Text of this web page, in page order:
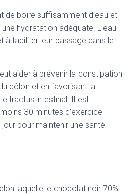
de boire suffisamment d’eau et
hydratation adéquate. L’eau
à faciliter leur passage dans le
aider à prévenir la constipation
côlon et en favorisant la
tractus intestinal. Il est
30 minutes d’exercice
pour maintenir une santé
laquelle le chocolat noir 70%